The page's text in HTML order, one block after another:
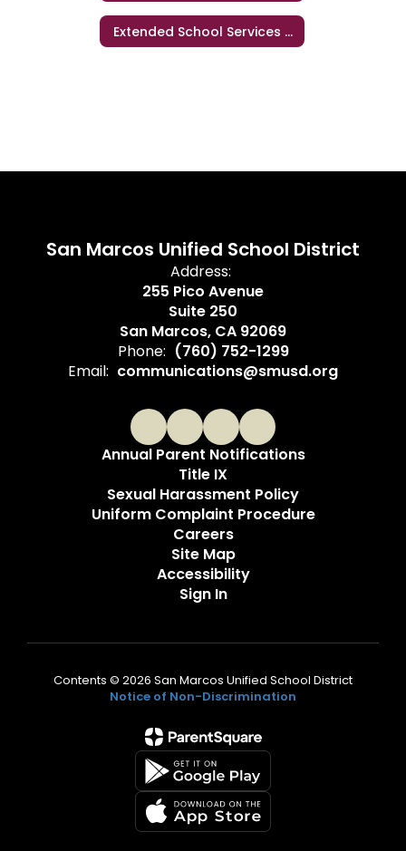
Extended School Services (ESS)
San Marcos Unified School District
Address:
255 Pico Avenue
Suite 250
San Marcos, CA 92069
Phone: (760) 752-1299
Email: communications@smusd.org
Annual Parent Notifications
Title IX
Sexual Harassment Policy
Uniform Complaint Procedure
Careers
Site Map
Accessibility
Sign In
Contents © 2026 San Marcos Unified School District
Notice of Non-Discrimination